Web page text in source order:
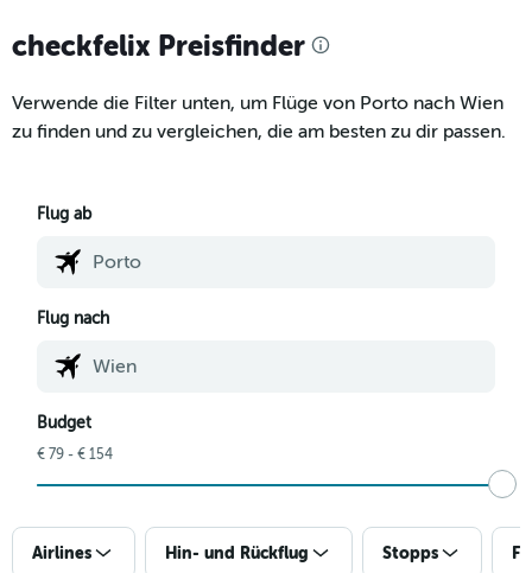
checkfelix Preisfinder
Verwende die Filter unten, um Flüge von Porto nach Wien
zu finden und zu vergleichen, die am besten zu dir passen.
Flug ab
Flug nach
Budget
€ 79 - € 154
Airlines Hin- und Rückflug Stopps